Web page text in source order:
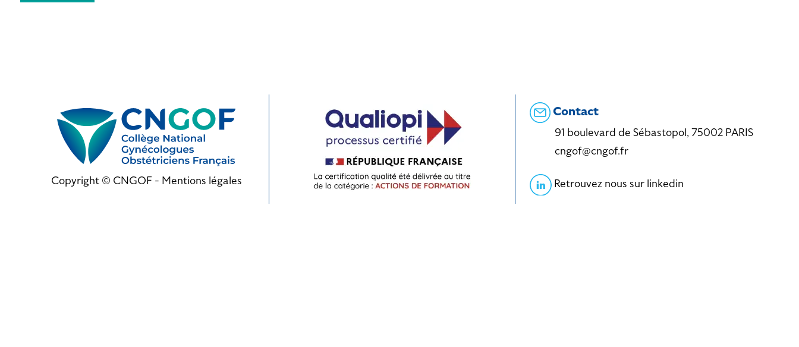
Copyright © CNGOF - Mentions légales
Contact
91 boulevard de Sébastopol, 75002 PARIS
cngof@cngof.fr
Retrouvez nous sur linkedin